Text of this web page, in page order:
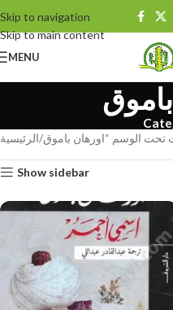
Skip to navigation
Skip to main content
MENU
الرئيسية
Show sidebar